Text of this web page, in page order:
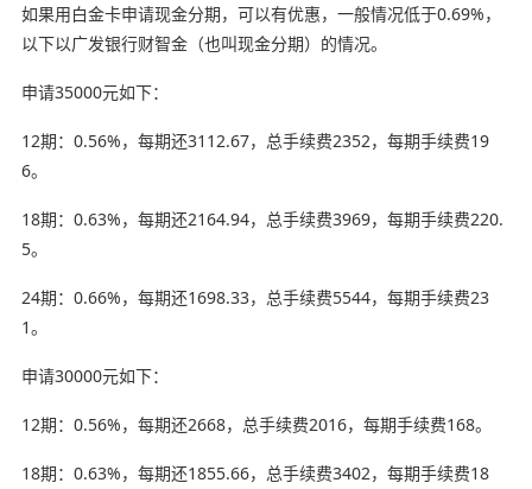
如果用白金卡申请现金分期，可以有优惠，一般情况低于0.69%，
以下以广发银行财智金（也叫现金分期）的情况。
申请35000元如下：
12期：0.56%，每期还3112.67，总手续费2352，每期手续费19
6。
18期：0.63%，每期还2164.94，总手续费3969，每期手续费220.
5。
24期：0.66%，每期还1698.33，总手续费5544，每期手续费23
1。
申请30000元如下：
12期：0.56%，每期还2668，总手续费2016，每期手续费168。
18期：0.63%，每期还1855.66，总手续费3402，每期手续费18